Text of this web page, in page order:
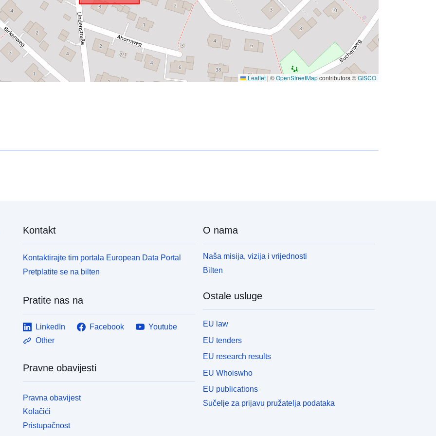
Leaflet | ©OpenStreetMapcontributors ©GISCO
Kontakt
Kontaktirajte tim portala European Data Portal
Pretplatite se na bilten
Pratite nas na
LinkedIn Facebook
Youtube
Other
Pravne obavijesti
Pravna obavijest
Kolačići
Pristupačnost
O nama
Naša misija, vizija i vrijednosti
Bilten
Ostale usluge
EU law
EU tenders
EU research results
EU Whoiswho
EU publications
Sučelje za prijavu pružatelja podataka